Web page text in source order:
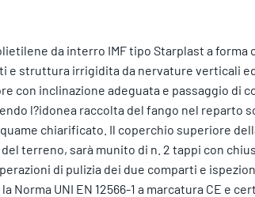
da interro IMF tipo Starplast a forma
e struttura irrigidita da nervature verticali
con inclinazione adeguata e passaggio di
l?idonea raccolta del fango nel reparto
chiarificato. Il coperchio superiore
terreno, sarà munito di n. 2 tappi con
di pulizia dei due comparti e
Norma UNI EN 12566-1 a marcatura CE e